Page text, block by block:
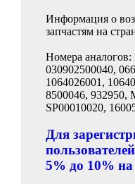
Информация о
запчастям на
Номера
030902500040,
1064026001,
8500046, 932950,
SP00010020,
Для
5% до 10%